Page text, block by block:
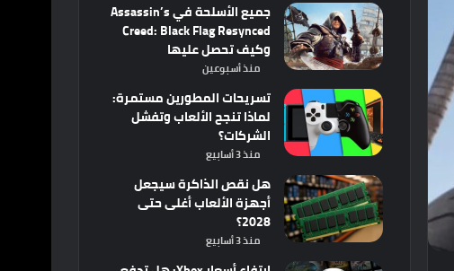
جميع الأسلحة في Assassin’s
Creed: Black Flag Resynced
وكيف تحصل عليها
منذ أسبوعين
تسريحات المطورين مستمرة:
لماذا تنجح الألعاب وتفشل
الشركات؟
منذ 3 أسابيع
هل نقص الذاكرة سيجعل
أجهزة الألعاب أغلى حتى
2028؟
منذ 3 أسابيع